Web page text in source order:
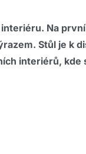
Na
Stůl je k
interiérů, kde